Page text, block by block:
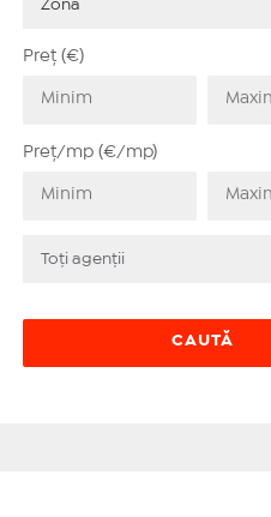
Preț (€)
Preț/mp (€/mp)